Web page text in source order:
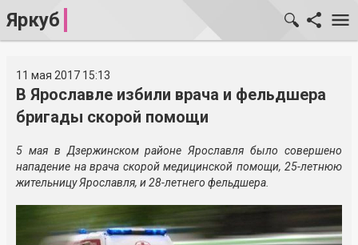
Яркуб
11 мая 2017 15:13
В Ярославле избили врача и фельдшера
бригады скорой помощи
5 мая в Дзержинском районе Ярославля было совершено
нападение на врача скорой медицинской помощи, 25-летнюю
жительницу Ярославля, и 28-летнего фельдшера.